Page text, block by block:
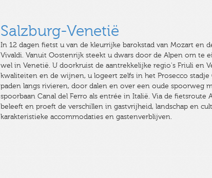
Salzburg-Venetië
In 12 dagen fietst u van de kleurrijke barokstad van Mozart en
Vivaldi. Vanuit Oostenrijk steekt u dwars door de Alpen om te
wel in Venetië. U doorkruist de aantrekkelijke regio's Friuli en
kwaliteiten en de wijnen, u logeert zelfs in het Prosecco
paden langs rivieren, door dalen en over een oude spoorweg
spoorbaan Canal del Ferro als entrée in Italië. Via de fietsroute
beleeft en proeft de verschillen in gastvrijheid, landschap en
karakteristieke accommodaties en gastenverblijven.